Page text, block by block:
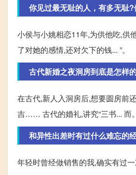
你见过最无耻的人，有多无耻
小侯与小姚相恋11年,为供他吃,供
了对她的感情,还对欠下的钱... ”。
古代新婚之夜洞房到底是怎样
在古代,新人入洞房后,想要圆房前
吉…… 古代的婚礼,讲究“三书... 而。
和异性出差时有过什么难忘的
年轻时曾经做销售的我,确实有过